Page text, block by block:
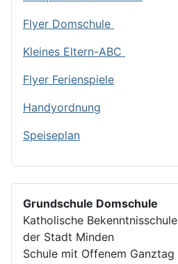
Flyer Domschule
Kleines Eltern-ABC
Flyer Ferienspiele
Handyordnung
Speiseplan
Grundschule Domschule
Katholische Bekenntnisschule
der Stadt Minden
Schule mit Offenem Ganztag